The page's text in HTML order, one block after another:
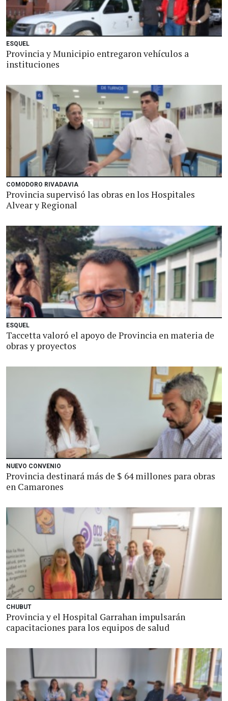
ESQUEL
Provincia y Municipio entregaron vehículos a
instituciones
COMODORO RIVADAVIA
Provincia supervisó las obras en los Hospitales
Alvear y Regional
ESQUEL
Taccetta valoró el apoyo de Provincia en materia de
obras y proyectos
NUEVO CONVENIO
Provincia destinará más de $ 64 millones para obras
en Camarones
CHUBUT
Provincia y el Hospital Garrahan impulsarán
capacitaciones para los equipos de salud